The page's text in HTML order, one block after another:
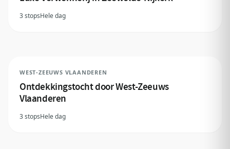
3 stopsHele dag
WEST-ZEEUWS VLAANDEREN
Ontdekkingstocht door West-Zeeuws
Vlaanderen
3 stopsHele dag